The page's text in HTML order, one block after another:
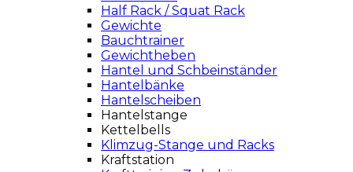
Half Rack / Squat Rack
Gewichte
Bauchtrainer
Gewichtheben
Hantel und Schbeinständer
Hantelbänke
Hantelscheiben
Hantelstange
Kettelbells
Klimzug-Stange und Racks
Kraftstation